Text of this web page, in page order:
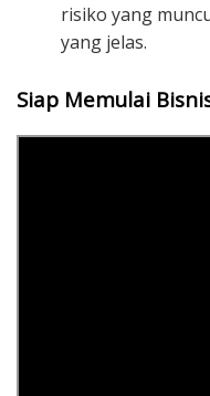
risiko yang
yang jelas.
Siap Memulai